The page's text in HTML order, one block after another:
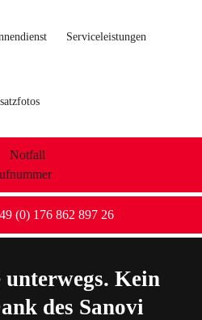
Serviceleistungen
(0) 176 862 897 26
unterwegs. Kein
des Sanovi